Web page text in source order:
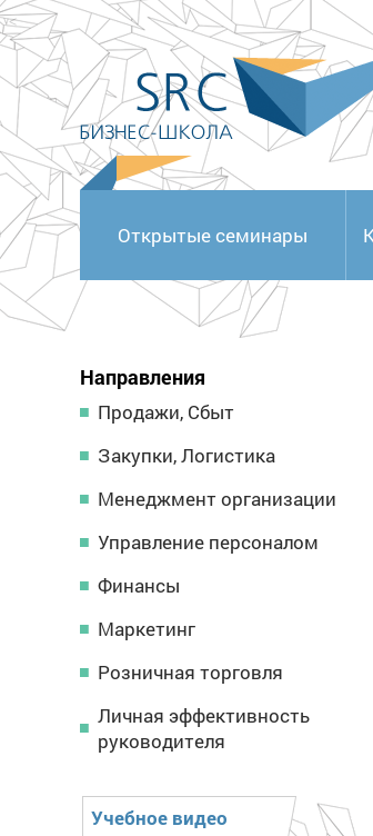
<
Открытые семинары
Направления
Продажи, Сбыт
Закупки, Логистика
Менеджмент организации
Управление персоналом
Финансы
Маркетинг
Розничная торговля
Личная эффективность
руководителя
Учебное видео